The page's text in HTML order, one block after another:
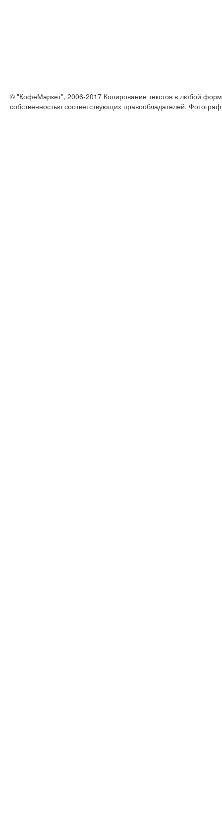
© "КофеМаркет", 2006-2017 Копирование текстов в любой
собственностью соответствующих правообладателей.